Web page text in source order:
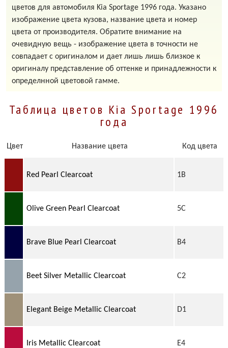
цветов для автомобиля Kia Sportage 1996 года. Указано
изображение цвета кузова, название цвета и номер
цвета от производителя. Обратите внимание на
очевидную вещь - изображение цвета в точности не
совпадает с оригиналом и дает лишь лишь близкое к
оригиналу представление об оттенке и принадлежности к
определнной цветовой гамме.
Таблица цветов Kia Sportage 1996
года
Цвет Название цвета Код цвета
Red Pearl Clearcoat 1B
Olive Green Pearl Clearcoat 5C
Brave Blue Pearl Clearcoat B4
Beet Silver Metallic Clearcoat C2
Elegant Beige Metallic Clearcoat D1
Iris Metallic Clearcoat E4